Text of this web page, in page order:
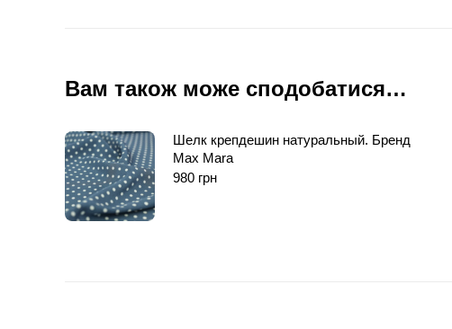
Вам також може сподобатися…
Шелк крепдешин натуральный. Бренд
Max Mara
980 грн